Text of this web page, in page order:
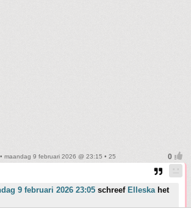
• maandag 9 februari 2026 @ 23:15 • 25
9 februari 2026 23:05 schreef Elleskahet